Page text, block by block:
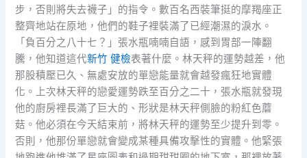
步，否則將失去襪子」的指令。數百名西裝筆挺的摩羯座正
整齊地站在原地，他們的鞋子裡裝滿了已經潮濕的淚水。
「負百分之八十七？」張水瓶喃喃自語，感到胃部一陣翻
騰，他知道這代新竹 健檢表著什麼。林天秤的運勢越差，他
那股積壓已久、無處安放的單戀能量就會越發瘋狂地實體
化。上次林天秤的戀愛運勢跌至百分之二十，張水瓶就發現
他的廚房裡長滿了巨大的、形狀是林天秤側臉的粉紅色蘑
菇。他必須在今天結束前，將林天秤的運勢至少提升到零。
否則，他那份單戀就會變成某種具備攻擊性的實體。他緊張